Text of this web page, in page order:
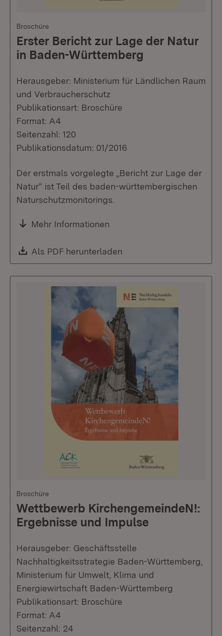
Broschüre
Erster Bericht zur Lage der Natur
in Baden-Württemberg
Herausgeber: Ministerium für Ländlichen Raum
und Verbraucherschutz
Publikationsart: Broschüre
Format: A4
Seitenzahl: 120
Publikationsdatum: 01/2016
Der erstmals vorgelegte „Bericht zur Lage der
Natur“ ist Teil des baden-württembergischen
Naturschutzmonitorings.
Mehr Informationen
Download:
Als PDF herunterladen
Broschüre
Wettbewerb KirchengemeindeN!:
Ergebnisse und Impulse
Herausgeber: Geschäftsstelle
Nachhaltigkeitsstrategie Baden-Württemberg,
Ministerium für Umwelt, Klima und
Energiewirtschaft Baden-Württemberg
Publikationsart: Broschüre
Format: A4
Seitenzahl: 24